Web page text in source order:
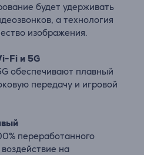
будет удерживать
а технология
изображения.
Fi и 5G
обеспечивают плавный
передачу и игровой
переработанного
на